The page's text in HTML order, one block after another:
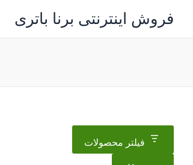
محتوا
فروش اینترنتی برنا باتری
فیلتر محصولات